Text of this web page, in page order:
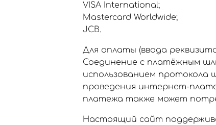
VISA International;
Mastercard Worldwide;
JCB.
Для оплаты (ввода
Соединение с платёжным
использованием протокола
проведения интернет-
платежа также может
Настоящий сайт